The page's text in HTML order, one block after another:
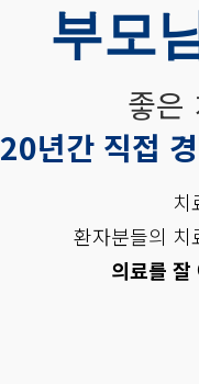
부모
좋은
20년간 직접
치
환자분들의 치
의료를